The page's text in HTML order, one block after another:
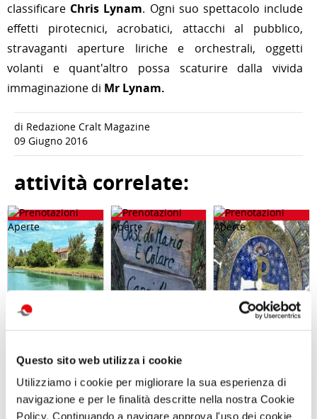
Questo sito web utilizza i cookie
Utilizziamo i cookie per migliorare la sua esperienza di
navigazione e per le finalità descritte nella nostra Cookie
Policy. Continuando a navigare approva l'uso dei cookie
classificare Chris Lynam. Ogni suo spettacolo include
effetti pirotecnici, acrobatici, attacchi al pubblico,
stravaganti aperture liriche e orchestrali, oggetti
volanti e quant'altro possa scaturire dalla vivida
immaginazione di Mr Lynam.
di Redazione Cralt Magazine
09 Giugno 2016
attività correlate:
GARA DI PESCA
– Naviglio del
Brenta - Sabato
12 Settembre
2026 - Località
Giornata in
natura con
picnic L’OASI
NATURALISTICA
DI MARIO
SAN GENNARO
E NAPOLI:
DUOMO E
BATTISTERO DI